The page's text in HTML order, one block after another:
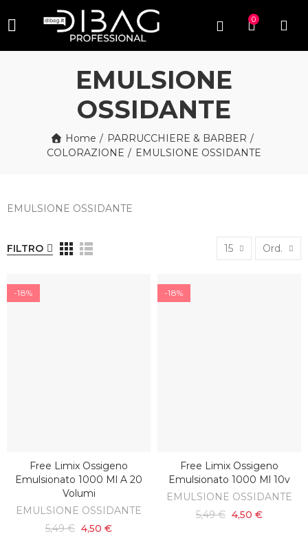
0
EMULSIONE
OSSIDANTE
Home
PARRUCCHIERE & BARBER
COLORAZIONE
EMULSIONE OSSIDANTE
EMULSIONE OSSIDANTE
FILTRO 15 Ord.
-18%
AGGIUNGI AL CARRELLO
Free Limix Ossigeno
Emulsionato 1000 Ml A 20
Volumi
EMULSIONE OSSIDANTE
5,49 € 4,50 €
-18%
AGGIUNGI AL CARRELLO
Free Limix Ossigeno
Emulsionato 1000 Ml 10v
EMULSIONE OSSIDANTE
5,49 € 4,50 €